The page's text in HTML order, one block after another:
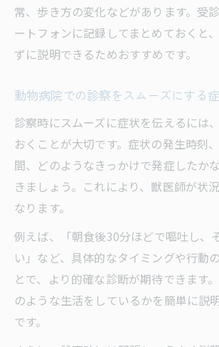
常、歩き方の変化などがあります。受
ートフォンに記録してまとめておくと
ずに説明できるためおすすめです。
動物病院での診察をスムーズにする
診察時にスムーズに症状を伝えるには
おくことが大切です。症状の発生時刻
間、どのようなきっかけで発症したか
きましょう。これにより、獣医師が状
なります。
例えば、「朝食後30分ほどで嘔吐し、
い」など、具体的なタイミングや行動
とで、より的確な診断が期待できます
のような生活をしているかを簡単に説
です。